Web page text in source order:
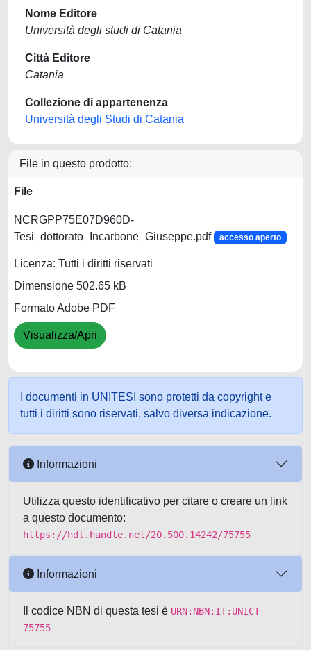
Nome Editore
Università degli studi di Catania
Città Editore
Catania
Collezione di appartenenza
Università degli Studi di Catania
File in questo prodotto:
File
NCRGPP75E07D960D-
Tesi_dottorato_Incarbone_Giuseppe.pdf
accesso aperto
Licenza: Tutti i diritti riservati
Dimensione 502.65 kB
Formato Adobe PDF
Visualizza/Apri
I documenti in UNITESI sono protetti da copyright e
tutti i diritti sono riservati, salvo diversa indicazione.
Informazioni
Utilizza questo identificativo per citare o creare un link
a questo documento:
https://hdl.handle.net/20.500.14242/75755
Informazioni
Il codice NBN di questa tesi è URN:NBN:IT:UNICT-
75755